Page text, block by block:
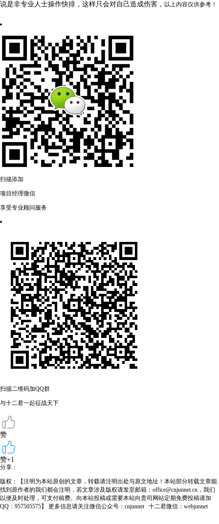
说是非专业人士操作快排，这样只会对自己造成伤害， 以上内容仅供参考！
扫描添加
项目经理微信
享受专业顾问服务
扫描二维码加QQ群
与十二君一起征战天下
赞
赞+1
分享：
版权：【注明为本站原创的文章，转载请注明出处与原文地址！本站部分转载文章能
找到原作者的我们都会注明，若文章涉及版权请发至邮箱：office@cnjunnet.cn，我们
以便及时处理，可支付稿费。向本站投稿或需要本站向贵司网站定期免费投稿请加
QQ：957505575】 更多信息请关注微信公众号：cnjunnet 十二君微信：webjunnet